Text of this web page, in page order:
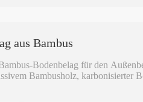
aus Bambus
Bodenbelag für den
Bambusholz, karbonisierter